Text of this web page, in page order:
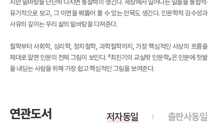
지만 밑바탕을 단단히 다지면 통찰력이 생긴다. 세상에서 일어나는 일들을 통합적·
유기적으로 보고, 그 이면을 꿰뚫어 볼 수 있는 안목도 생긴다. 인문학적 감수성과
사유의 깊이는 우리 삶의 밑바탕을 다져준다.
철학부터 사회학, 심리학, 정치철학, 과학철학까지, 가장 핵심적인 사상의 흐름을
제대로 알면 인문의 전체 그림이 보인다. 『최진기의 교실밖 인문학』은 인문에 첫발
을 내딛는 사람을 위해 가장 쉽고 핵심적인 그림을 보여준다.
연관도서 출판사동일
저자동일